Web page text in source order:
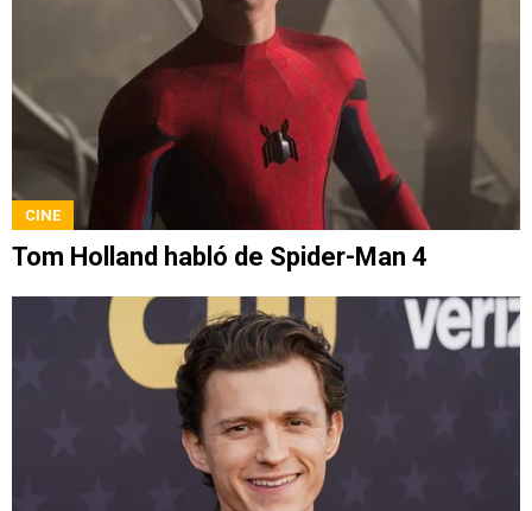
CINE
Tom Holland habló de Spider-Man 4